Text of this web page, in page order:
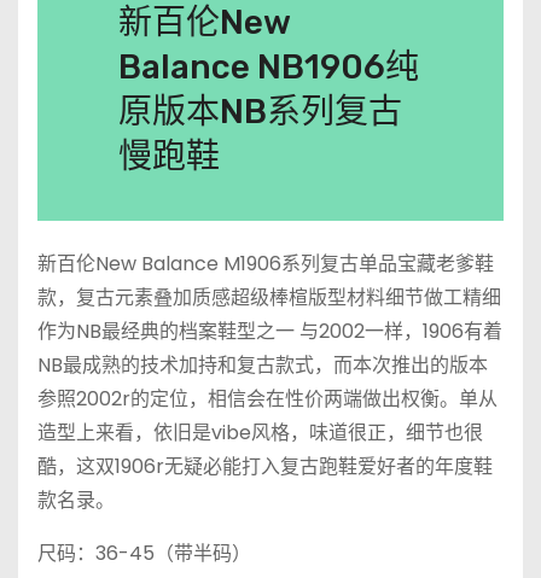
新百伦New
Balance NB1906纯
原版本NB系列复古
慢跑鞋
新百伦New Balance M1906系列复古单品宝藏老爹鞋
款，复古元素叠加质感超级棒楦版型材料细节做工精细
作为NB最经典的档案鞋型之一 与2002一样，1906有着
NB最成熟的技术加持和复古款式，而本次推出的版本
参照2002r的定位，相信会在性价两端做出权衡。单从
造型上来看，依旧是vibe风格，味道很正，细节也很
酷，这双1906r无疑必能打入复古跑鞋爱好者的年度鞋
款名录。
尺码：36-45（带半码）